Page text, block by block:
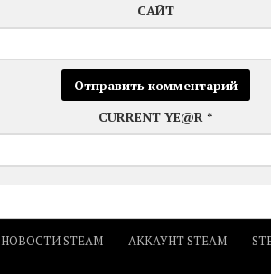
САЙТ
CURRENT YE@R *
НОВОСТИ STEAM АККАУНТ STEAM